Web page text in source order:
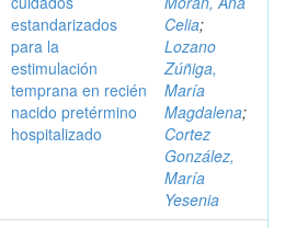
estandarizados
para la
estimulación
temprana en recién
nacido pretérmino
hospitalizado
Celia;
Lozano
Zúñiga,
María
Magdalena;
Cortez
González,
María
Yesenia